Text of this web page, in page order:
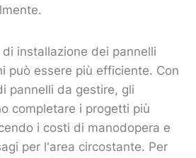
installazione dei pannelli
può essere più efficiente. Con
pannelli da gestire, gli
completare i progetti più
i costi di manodopera e
per l'area circostante. Per